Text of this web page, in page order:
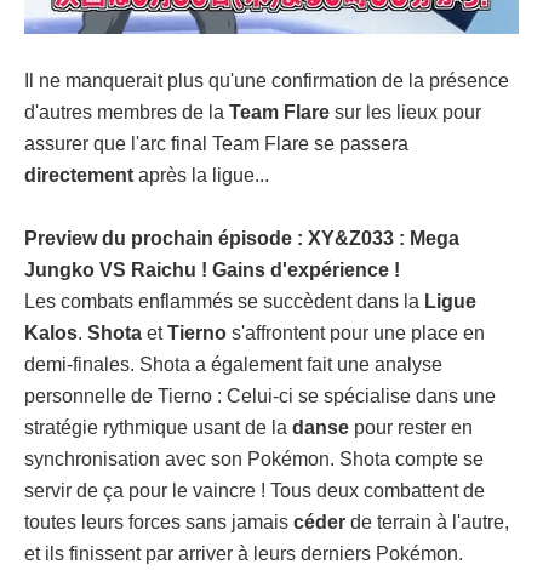
Il ne manquerait plus qu'une confirmation de la présence
d'autres membres de la Team Flare sur les lieux pour
assurer que l'arc final Team Flare se passera
directement après la ligue...
Preview du prochain épisode : XY&Z033 : Mega
Jungko VS Raichu ! Gains d'expérience !
Les combats enflammés se succèdent dans la Ligue
Kalos. Shota etTierno s'affrontent pour une place en
demi-finales. Shota a également fait une analyse
personnelle de Tierno : Celui-ci se spécialise dans une
stratégie rythmique usant de la danse pour rester en
synchronisation avec son Pokémon. Shota compte se
servir de ça pour le vaincre ! Tous deux combattent de
toutes leurs forces sans jamais céder de terrain à l'autre,
et ils finissent par arriver à leurs derniers Pokémon.